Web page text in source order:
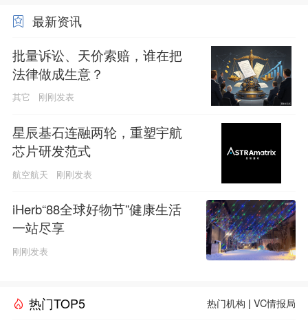
最新资讯
批量诉讼、天价索赔，谁在把
法律做成生意？
其它 刚刚发表
星辰基石连融两轮，重塑宇航
芯片研发范式
航空航天 刚刚发表
iHerb“88全球好物节”健康生活
一站尽享
刚刚发表
热门TOP5 热门机构 |VC情报局